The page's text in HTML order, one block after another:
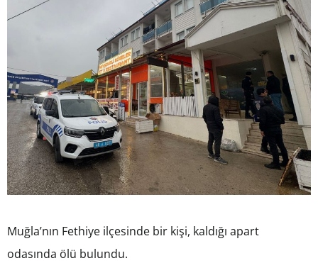
Muğla’nın Fethiye ilçesinde bir kişi, kaldığı apart
odasında ölü bulundu.